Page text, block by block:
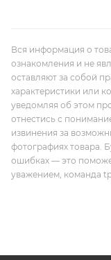
Вся информация о
ознакомления и не
оставляют за собой
характеристики или
уведомляя об этом
отнестись с
извинения за
фотографиях товара.
ошибках — это
уважением, команда